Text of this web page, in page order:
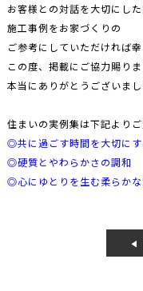
お客様との対話を大切にし
施工事例をお家づくりの
ご参考にしていただければ幸
この度、掲載にご協力賜りま
本当にありがとうございまし
住まいの実例集は下記よりご
◎共に過ごす時間を大切にす
◎硬質とやわらかさの調和
◎心にゆとりを生む柔らか